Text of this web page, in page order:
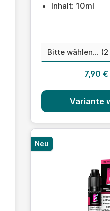
Inhalt: 10ml
7,90 €
Variante
Neu